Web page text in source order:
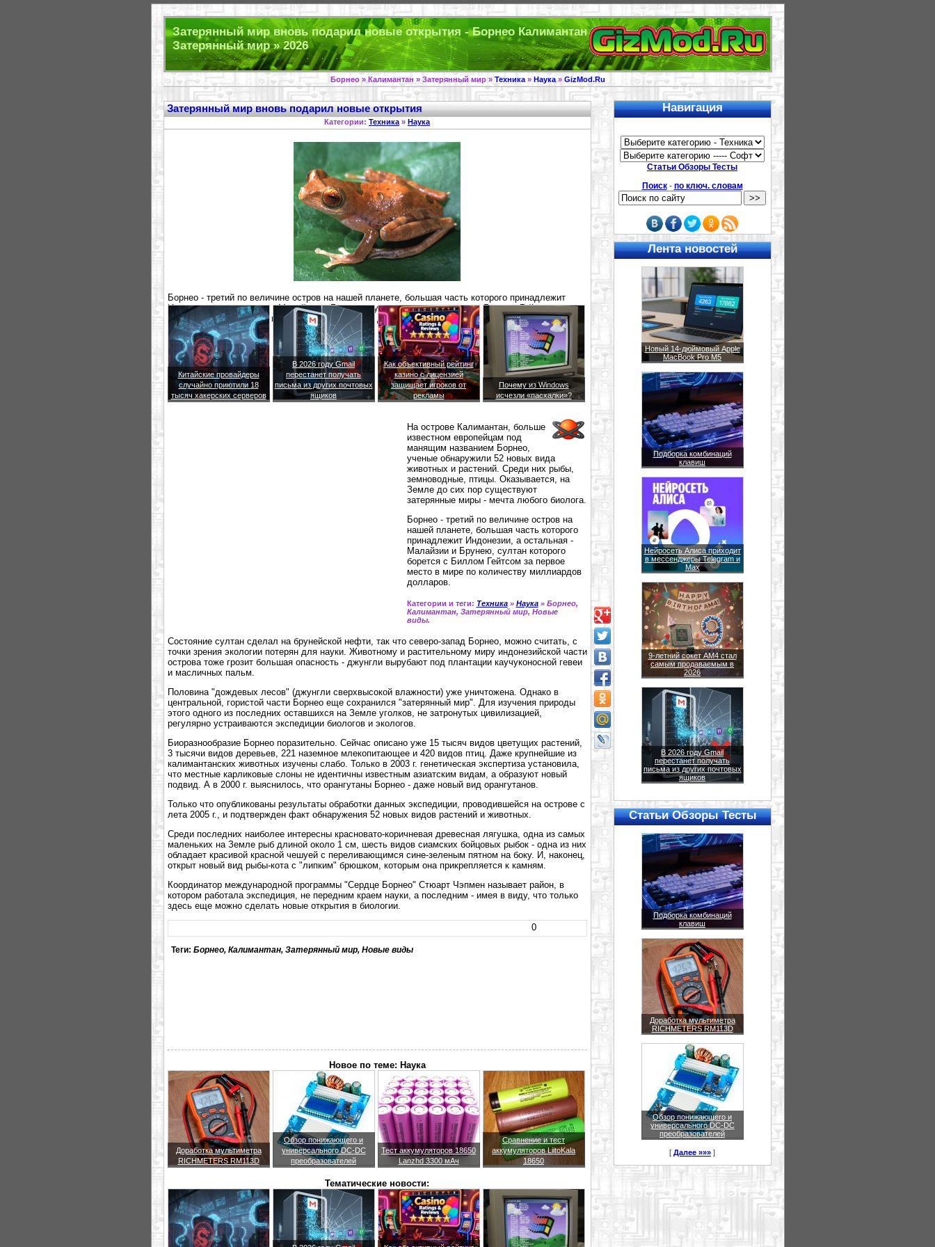
Затерянный мир вновь подарил новые открытия - Борнео Калимантан
Затерянный мир » 2026
Борнео » Калимантан » Затерянный мир »Техника» Наука» GizMod.Ru
Затерянный мир вновь подарил новые открытия
Категории: Техника » Наука
Борнео - третий по величине остров на нашей планете, большая часть которого принадлежит
Индонезии, а остальная - Малайзии и Брунею, султан которого борется с Биллом Гейтсом за
первое место в мире по количеству миллиардов долларов.
Китайские провайдеры
случайно приютили 18
тысяч хакерских серверов
В 2026 году Gmail
перестанет получать
письма из других почтовых
ящиков
Как объективный рейтинг
казино с лицензией
защищает игроков от
рекламы
Почему из Windows
исчезли «пасхалки»?
На острове Калимантан, больше
известном европейцам под
манящим названием Борнео,
ученые обнаружили 52 новых вида
животных и растений. Среди них рыбы,
земноводные, птицы. Оказывается, на
Земле до сих пор существуют
затерянные миры - мечта любого биолога.
Борнео - третий по величине остров на
нашей планете, большая часть которого
принадлежит Индонезии, а остальная -
Малайзии и Брунею, султан которого
борется с Биллом Гейтсом за первое
место в мире по количеству миллиардов
долларов.
Категории и теги: Техника» Наука» Борнео,
Калимантан, Затерянный мир, Новые
виды.
Состояние султан сделал на брунейской нефти, так что северо-запад Борнео, можно считать, с
точки зрения экологии потерян для науки. Животному и растительному миру индонезийской части
острова тоже грозит большая опасность - джунгли вырубают под плантации каучуконосной гевеи
и масличных пальм.
Половина "дождевых лесов" (джунгли сверхвысокой влажности) уже уничтожена. Однако в
центральной, гористой части Борнео еще сохранился "затерянный мир". Для изучения природы
этого одного из последних оставшихся на Земле уголков, не затронутых цивилизацией,
регулярно устраиваются экспедиции биологов и экологов.
Биоразнообразие Борнео поразительно. Сейчас описано уже 15 тысяч видов цветущих растений,
3 тысячи видов деревьев, 221 наземное млекопитающее и 420 видов птиц. Даже крупнейшие из
калимантанских животных изучены слабо. Только в 2003 г. генетическая экспертиза установила,
что местные карликовые слоны не идентичны известным азиатским видам, а образуют новый
подвид. А в 2000 г. выяснилось, что орангутаны Борнео - даже новый вид орангутанов.
Только что опубликованы результаты обработки данных экспедиции, проводившейся на острове с
лета 2005 г., и подтвержден факт обнаружения 52 новых видов растений и животных.
Среди последних наиболее интересны красновато-коричневая древесная лягушка, одна из самых
маленьких на Земле рыб длиной около 1 см, шесть видов сиамских бойцовых рыбок - одна из них
обладает красивой красной чешуей с переливающимся сине-зеленым пятном на боку. И, наконец,
открыт новый вид рыбы-кота с "липким" брюшком, которым она прикрепляется к камням.
Координатор международной программы "Сердце Борнео" Стюарт Чэпмен называет район, в
котором работала экспедиция, не передним краем науки, а последним - имея в виду, что только
здесь еще можно сделать новые открытия в биологии.
0
Теги: Борнео, Калимантан, Затерянный мир, Новые виды
Новое по теме: Наука
Доработка мультиметра
RICHMETERS RM113D
Обзор понижающего и
универсального DC-DC
преобразователей
Тест аккумуляторов 18650
Lanzhd 3300 мАч
Сравнение и тест
аккумуляторов LiitoKala
18650
Тематические новости:
Навигация
Статьи Обзоры Тесты
Поиск- по ключ. словам
Лента новостей
Новый 14-дюймовый Apple
MacBook Pro M5
Подборка комбинаций
клавиш
Нейросеть Алиса приходит
в мессенджеры Telegram и
Max
9-летний сокет AM4 стал
самым продаваемым в
2026
В 2026 году Gmail
перестанет получать
письма из других почтовых
ящиков
Статьи Обзоры Тесты
Подборка комбинаций
клавиш
Доработка мультиметра
RICHMETERS RM113D
Обзор понижающего и
универсального DC-DC
преобразователей
[ Далее »»» ]